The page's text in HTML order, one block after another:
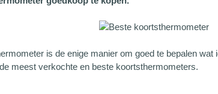
is de enige manier om goed te bepalen
meest verkochte en beste koortsthermometers.